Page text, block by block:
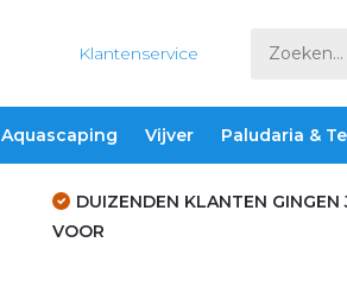
Klantenservice
Aquascaping Vijver Paludaria &
DUIZENDEN KLANTEN GINGEN
VOOR